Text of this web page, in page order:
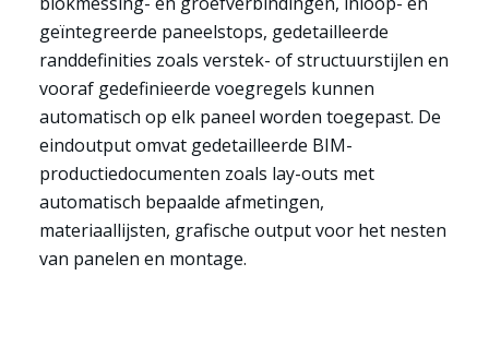
Sectoren
geïntegreerde paneelstops, gedetailleerde
randdefinities zoals verstek- of structuurstijlen en
vooraf gedefinieerde voegregels kunnen
automatisch op elk paneel worden toegepast. De
eindoutput omvat gedetailleerde BIM-
productiedocumenten zoals lay-outs met
automatisch bepaalde afmetingen,
materiaallijsten, grafische output voor het nesten
van panelen en montage.